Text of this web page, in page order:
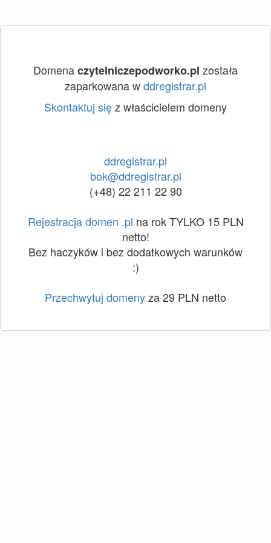
Domenaczytelniczepodworko.pl została
zaparkowana wddregistrar.pl
Skontaktuj sięz właścicielem domeny
ddregistrar.pl
bok@ddregistrar.pl
(+48) 22 211 22 90
Rejestracja domen .pl na rok TYLKO 15 PLN
netto!
Bez haczyków i bez dodatkowych warunków
:)
Przechwytuj domenyza 29 PLN netto